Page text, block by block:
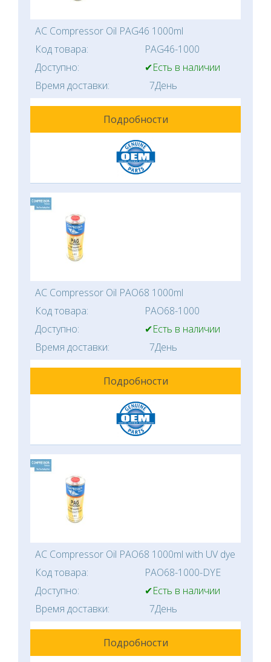
AC Compressor Oil PAG46 1000ml
Код товара:
PAG46-1000
Доступно:
✔Есть в наличии
Время доставки:
7День
Подробности
AC Compressor Oil PAO68 1000ml
Код товара:
PAO68-1000
Доступно:
✔Есть в наличии
Время доставки:
7День
Подробности
AC Compressor Oil PAO68 1000ml with UV dye
Код товара:
PAO68-1000-DYE
Доступно:
✔Есть в наличии
Время доставки:
7День
Подробности